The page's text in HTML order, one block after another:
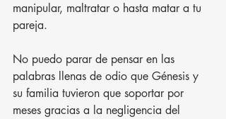
manipular, maltratar o hasta matar a tu
pareja.
No puedo parar de pensar en las
palabras llenas de odio que Génesis y
su familia tuvieron que soportar por
meses gracias a la negligencia del